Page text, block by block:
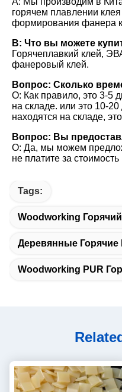
горячем плавлении
формирования фанера
В: Что вы можете
Горячеплавкий клей,
фанеровый клей.
Вопрос: Сколько
О: Как правило, это 3-5
на складе. или это 10-
находятся на складе,
Вопрос: Вы
О: Да, мы можем
не платите за стоимость
Tags:
Woodworking
Деревянные
Woodworking PUR